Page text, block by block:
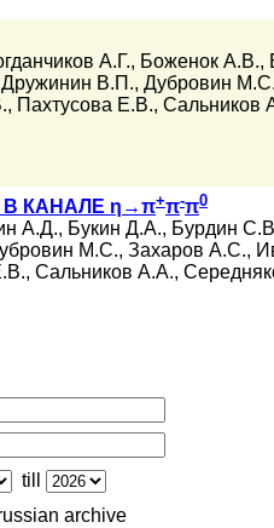
А.Г., Боженок А.В.,
Дружинин В.П., Дубровин М.С.
, Пахтусова Е.В., Сальников
КАНАЛЕ η→π+π-π0
А.Д., Букин Д.А., Бурдин
М.С., Захаров А.С.,
, Сальников А.А.,
till
archive